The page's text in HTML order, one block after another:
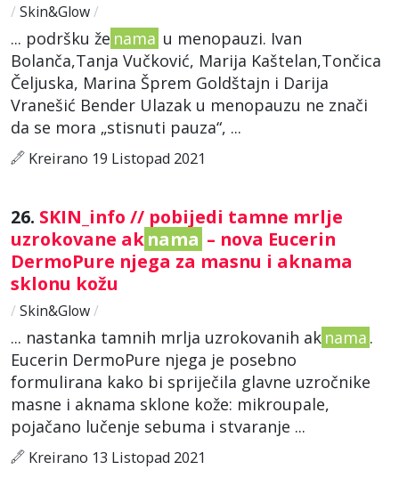
/ Skin&Glow/
... podršku že nama u menopauzi. Ivan
Bolanča,Tanja Vučković, Marija Kaštelan,Tončica
Čeljuska, Marina Šprem Goldštajn i Darija
Vranešić Bender Ulazak u menopauzu ne znači
da se mora „stisnuti pauza“, ...
Kreirano 19 Listopad 2021
26. SKIN_info // pobijedi tamne mrlje
uzrokovane aknama – nova Eucerin
DermoPure njega za masnu i aknama
sklonu kožu
/ Skin&Glow/
... nastanka tamnih mrlja uzrokovanih ak nama .
Eucerin DermoPure njega je posebno
formulirana kako bi spriječila glavne uzročnike
masne i aknama sklone kože: mikroupale,
pojačano lučenje sebuma i stvaranje ...
Kreirano 13 Listopad 2021